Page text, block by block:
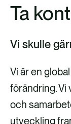
Ta
Vi skulle
Vi är en
förändring. Vi
och
utveckling